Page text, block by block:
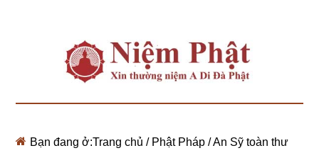
Bạn đang ở:Trang chủ / Phật Pháp /An Sỹ toàn thư